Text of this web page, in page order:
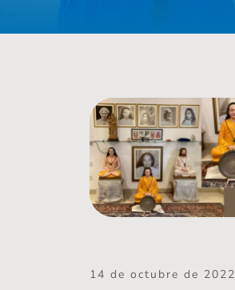
14 de octubre de 2022